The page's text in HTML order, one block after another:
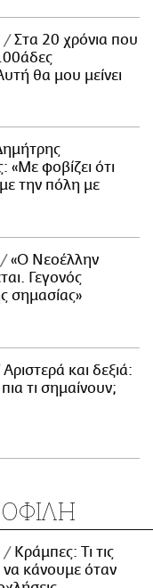
Στα 20 χρόνια που
θα μου μείνει
«Με φοβίζει ότι
την πόλη με
«Ο Νεοέλλην
Γεγονός
σημασίας»
Αριστερά και δεξιά:
τι σημαίνουν;
Κράμπες: Τι τις
να κάνουμε όταν